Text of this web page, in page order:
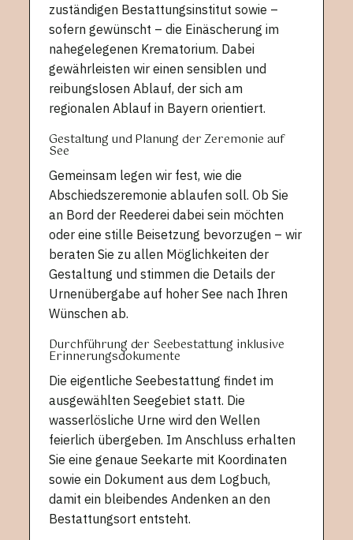
zuständigen Bestattungsinstitut sowie –
sofern gewünscht – die Einäscherung im
nahegelegenen Krematorium. Dabei
gewährleisten wir einen sensiblen und
reibungslosen Ablauf, der sich am
regionalen Ablauf in Bayern orientiert.
Gestaltung und Planung der Zeremonie auf
See
Gemeinsam legen wir fest, wie die
Abschiedszeremonie ablaufen soll. Ob Sie
an Bord der Reederei dabei sein möchten
oder eine stille Beisetzung bevorzugen – wir
beraten Sie zu allen Möglichkeiten der
Gestaltung und stimmen die Details der
Urnenübergabe auf hoher See nach Ihren
Wünschen ab.
Durchführung der Seebestattung inklusive
Erinnerungsdokumente
Die eigentliche Seebestattung findet im
ausgewählten Seegebiet statt. Die
wasserlösliche Urne wird den Wellen
feierlich übergeben. Im Anschluss erhalten
Sie eine genaue Seekarte mit Koordinaten
sowie ein Dokument aus dem Logbuch,
damit ein bleibendes Andenken an den
Bestattungsort entsteht.